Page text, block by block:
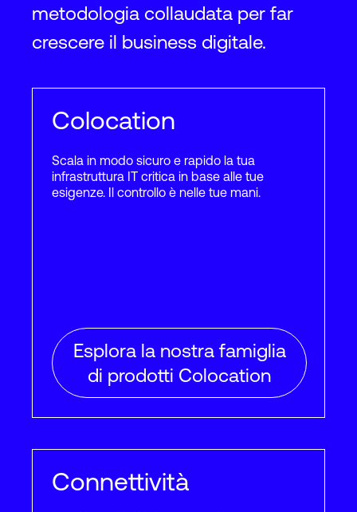
metodologia collaudata per far
crescere il business digitale.
Colocation
Scala in modo sicuro e rapido la tua
infrastruttura IT critica in base alle tue
esigenze. Il controllo è nelle tue mani.
Esplora la nostra famiglia
di prodotti Colocation
Connettività